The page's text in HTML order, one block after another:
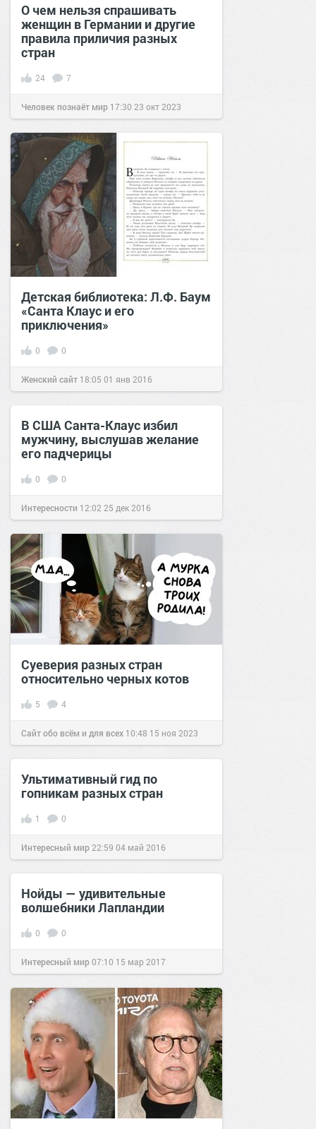
О чем нельзя спрашивать
женщин в Германии и другие
правила приличия разных
стран
24 7
Человек познаёт мир 17:30 23 окт 2023
Детская библиотека: Л.Ф. Баум
«Санта Клаус и его
приключения»
0 0
Женский сайт 18:05 01 янв 2016
В США Санта-Клаус избил
мужчину, выслушав желание
его падчерицы
0 0
Интересности 12:02 25 дек 2016
Суеверия разных стран
относительно черных котов
5 4
Сайт обо всём и для всех 10:48 15 ноя 2023
Ультимативный гид по
гопникам разных стран
1 0
Интересный мир 22:59 04 май 2016
Нойды — удивительные
волшебники Лапландии
0 0
Интересный мир07:10 15 мар 2017